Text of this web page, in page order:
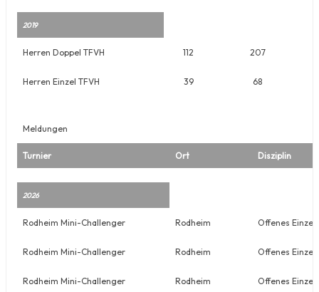
2019
Herren Doppel TFVH 112 207
Herren Einzel TFVH 39 68
Meldungen
Turnier Ort Disziplin
2026
Rodheim Mini-Challenger Rodheim Offenes Einzel
Rodheim Mini-Challenger Rodheim Offenes Einzel
Rodheim Mini-Challenger Rodheim Offenes Einzel